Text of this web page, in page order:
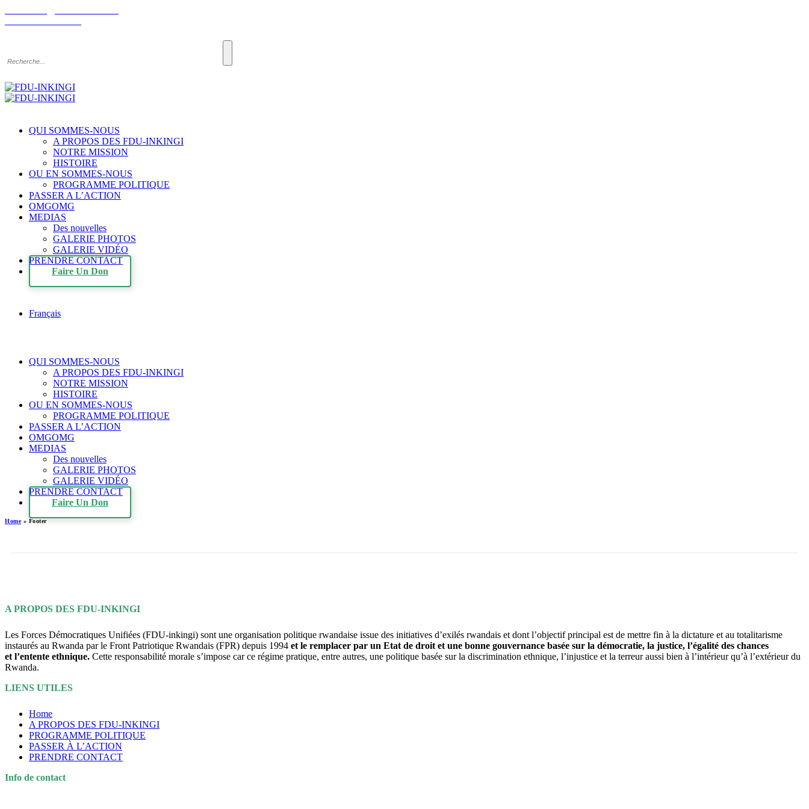
QUI SOMMES-NOUS
A PROPOS DES FDU-INKINGI
NOTRE MISSION
HISTOIRE
OU EN SOMMES-NOUS
PROGRAMME POLITIQUE
PASSER A L’ACTION
OMGOMG
MEDIAS
Des nouvelles
GALERIE PHOTOS
GALERIE VIDÉO
PRENDRE CONTACT
Faire Un Don
Français
QUI SOMMES-NOUS
A PROPOS DES FDU-INKINGI
NOTRE MISSION
HISTOIRE
OU EN SOMMES-NOUS
PROGRAMME POLITIQUE
PASSER A L’ACTION
OMGOMG
MEDIAS
Des nouvelles
GALERIE PHOTOS
GALERIE VIDÉO
PRENDRE CONTACT
Faire Un Don
Home» Footer
A PROPOS DES FDU-INKINGI
Les Forces Démocratiques Unifiées (FDU-inkingi) sont une organisation politique rwandaise issue des initiatives d’exilés rwandais et dont l’objectif principal est de mettre fin à la dictature et au totalitarisme
instaurés au Rwanda par le Front Patriotique Rwandais (FPR) depuis 1994 et le remplacer par un Etat de droit et une bonne gouvernance basée sur la démocratie, la justice, l’égalité des chances
et l’entente ethnique. Cette responsabilité morale s’impose car ce régime pratique, entre autres, une politique basée sur la discrimination ethnique, l’injustice et la terreur aussi bien à l’intérieur qu’à l’extérieur du
Rwanda.
LIENS UTILES
Home
A PROPOS DES FDU-INKINGI
PROGRAMME POLITIQUE
PASSER À L’ACTION
PRENDRE CONTACT
Info de contact